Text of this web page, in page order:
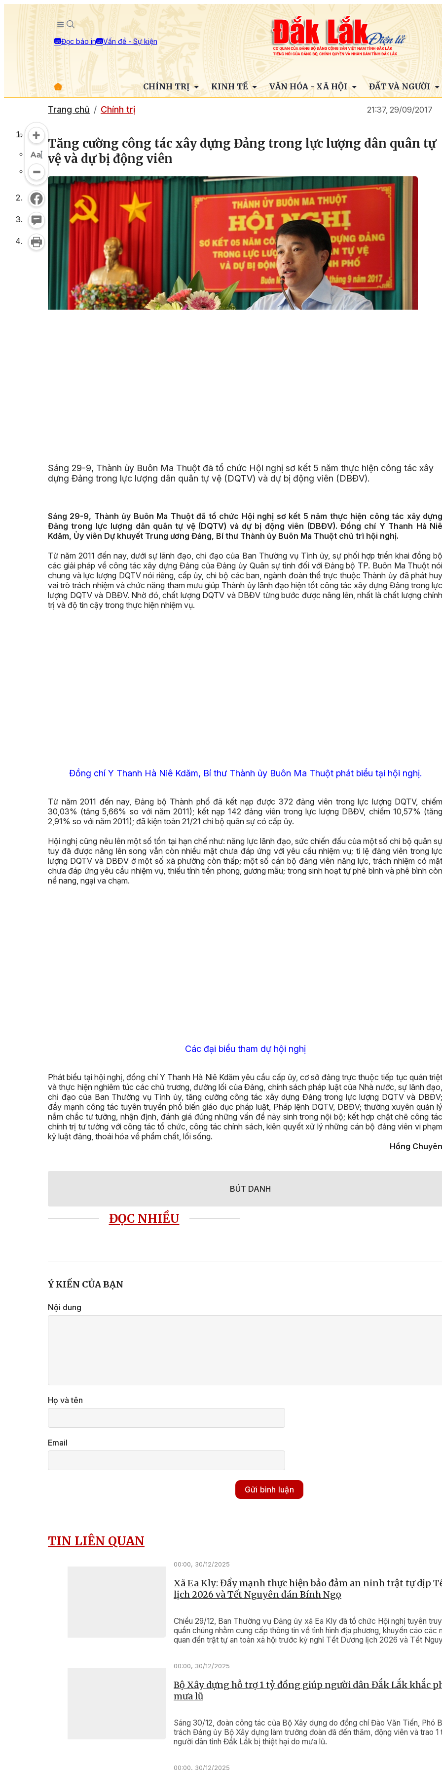
Đọc báo in Vấn đề - Sự kiện
CHÍNH TRỊ KINH TẾ VĂN HÓA - XÃ HỘI ĐẤT VÀ NGƯỜI
Trang chủ Chính trị 21:37, 29/09/2017
Tăng cường công tác xây dựng Đảng trong lực lượng dân quân tự
vệ và dự bị động viên
Sáng 29-9, Thành ủy Buôn Ma Thuột đã tổ chức Hội nghị sơ kết 5 năm thực hiện công tác xây
dựng Đảng trong lực lượng dân quân tự vệ (DQTV) và dự bị động viên (DBĐV).
Sáng 29-9, Thành ủy Buôn Ma Thuột đã tổ chức Hội nghị sơ kết 5 năm thực hiện công tác xây dựng
Đảng trong lực lượng dân quân tự vệ (DQTV) và dự bị động viên (DBĐV). Đồng chí Y Thanh Hà Niê
Kdăm, Ủy viên Dự khuyết Trung ương Đảng, Bí thư Thành ủy Buôn Ma Thuột chủ trì hội nghị.
Từ năm 2011 đến nay, dưới sự lãnh đạo, chỉ đạo của Ban Thường vụ Tỉnh ủy, sự phối hợp triển khai đồng bộ
các giải pháp về công tác xây dựng Đảng của Đảng ủy Quân sự tỉnh đối với Đảng bộ TP. Buôn Ma Thuột nói
chung và lực lượng DQTV nói riêng, cấp ủy, chi bộ các ban, ngành đoàn thể trực thuộc Thành ủy đã phát huy
vai trò trách nhiệm và chức năng tham mưu giúp Thành ủy lãnh đạo hiện tốt công tác xây dựng Đảng trong lực
lượng DQTV và DBĐV. Nhờ đó, chất lượng DQTV và DBĐV từng bước được nâng lên, nhất là chất lượng chính
trị và độ tin cậy trong thực hiện nhiệm vụ.
Đồng chí Y Thanh Hà Niê Kdăm, Bí thư Thành ủy Buôn Ma Thuột phát biểu tại hội nghị.
Từ năm 2011 đến nay, Đảng bộ Thành phố đã kết nạp được 372 đảng viên trong lực lượng DQTV, chiếm
30,03% (tăng 5,66% so với năm 2011); kết nạp 142 đảng viên trong lực lượng DBĐV, chiếm 10,57% (tăng
2,91% so với năm 2011); đã kiện toàn 21/21 chi bộ quân sự có cấp ủy.
Hội nghị cũng nêu lên một số tồn tại hạn chế như: năng lực lãnh đạo, sức chiến đấu của một số chi bộ quân sự
tuy đã được nâng lên song vẫn còn nhiều mặt chưa đáp ứng với yêu cầu nhiệm vụ; tỉ lệ đảng viên trong lực
lượng DQTV và DBĐV ở một số xã phường còn thấp; một số cán bộ đảng viên năng lực, trách nhiệm có mặt
chưa đáp ứng yêu cầu nhiệm vụ, thiếu tính tiền phong, gương mẫu; trong sinh hoạt tự phê bình và phê bình còn
nể nang, ngại va chạm.
Các đại biểu tham dự hội nghị
Phát biểu tại hội nghị, đồng chí Y Thanh Hà Niê Kdăm yêu cầu cấp ủy, cơ sở đảng trực thuộc tiếp tục quán triệt
và thực hiện nghiêm túc các chủ trương, đường lối của Đảng, chính sách pháp luật của Nhà nước, sự lãnh đạo,
chỉ đạo của Ban Thường vụ Tỉnh ủy, tăng cường công tác xây dựng Đảng trong lực lượng DQTV và DBĐV;
đẩy mạnh công tác tuyên truyền phổ biến giáo dục pháp luật, Pháp lệnh DQTV, DBĐV; thường xuyên quản lý
nắm chắc tư tưởng, nhận định, đánh giá đúng những vấn đề nảy sinh trong nội bộ; kết hợp chặt chẽ công tác
chính trị tư tưởng với công tác tổ chức, công tác chính sách, kiên quyết xử lý những cán bộ đảng viên vi phạm
kỷ luật đảng, thoái hóa về phẩm chất, lối sống.
Hồng Chuyên
BÚT DANH
ĐỌC NHIỀU
Ý KIẾN CỦA BẠN
Nội dung
Họ và tên
Email
Gửi bình luận
TIN LIÊN QUAN
00:00, 30/12/2025
Xã Ea Kly: Đẩy mạnh thực hiện bảo đảm an ninh trật tự dịp
lịch 2026 và Tết Nguyên đán Bính Ngọ
Chiều 29/12, Ban Thường vụ Đảng ủy xã Ea Kly đã tổ chức Hội nghị tuyên
quần chúng nhằm cung cấp thông tin về tình hình địa phương, khuyến cáo các
quan đến trật tự an toàn xã hội trước kỳ nghỉ Tết Dương lịch 2026 và Tết
00:00, 30/12/2025
Bộ Xây dựng hỗ trợ 1 tỷ đồng giúp người dân Đắk Lắk khắc
mưa lũ
Sáng 30/12, đoàn công tác của Bộ Xây dựng do đồng chí Đào Văn Tiến, Phó
trách Đảng ủy Bộ Xây dựng làm trưởng đoàn đã đến thăm, động viên và trao 1
người dân tỉnh Đắk Lắk bị thiệt hại do mưa lũ.
00:00, 30/12/2025